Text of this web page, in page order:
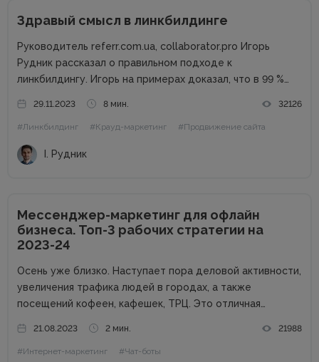
Здравый смысл в линкбилдинге
Руководитель referr.com.ua, collaborator.pro Игорь
Рудник рассказал о правильном подходе к
линкбилдингу. Игорь на примерах доказал, что в 99 %
Сайты можно продвигать множеством способов, среди
которых есть и PBN. При этом PBN разделяются...
29.11.2023 8 мин. 32126
#Линкбилдинг #Крауд-маркетинг #Продвижение сайта
І. Рудник
Мессенджер-маркетинг для офлайн
бизнеса. Топ-3 рабочих стратегии на
2023-24
Осень уже близко. Наступает пора деловой активности,
увеличения трафика людей в городах, а также
посещений кофеен, кафешек, ТРЦ. Это отличная
увеличить прибыль. Но конкуренция на данном рынке
высока, поэтому расслабляться не стоит. Как привлечь
21.08.2023 2 мин. 21988
#Интернет-маркетинг #Чат-боты